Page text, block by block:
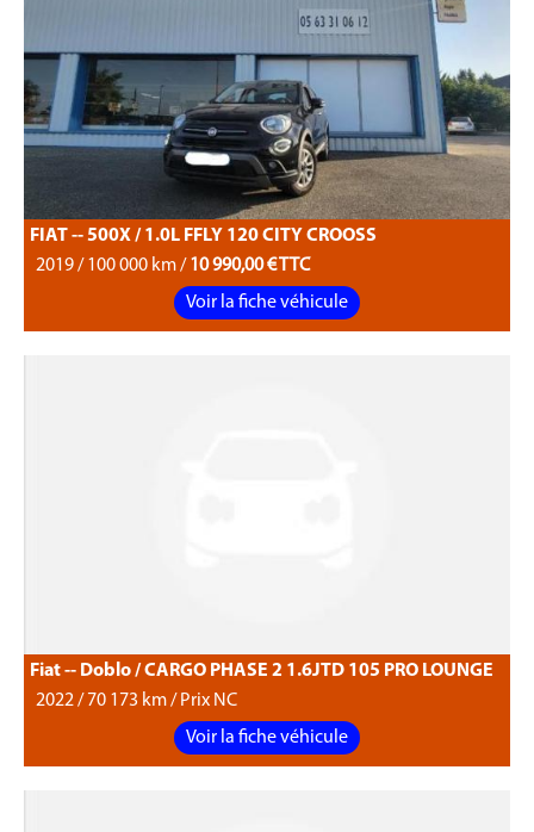
FIAT -- 500X / 1.0L FFLY 120 CITY CROOSS
2019 / 100 000 km / 10 990,00 € TTC
Voir la fiche véhicule
Fiat -- Doblo / CARGO PHASE 2 1.6JTD 105 PRO LOUNGE
2022 / 70 173 km / Prix NC
Voir la fiche véhicule